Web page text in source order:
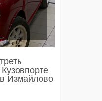
Измайлово